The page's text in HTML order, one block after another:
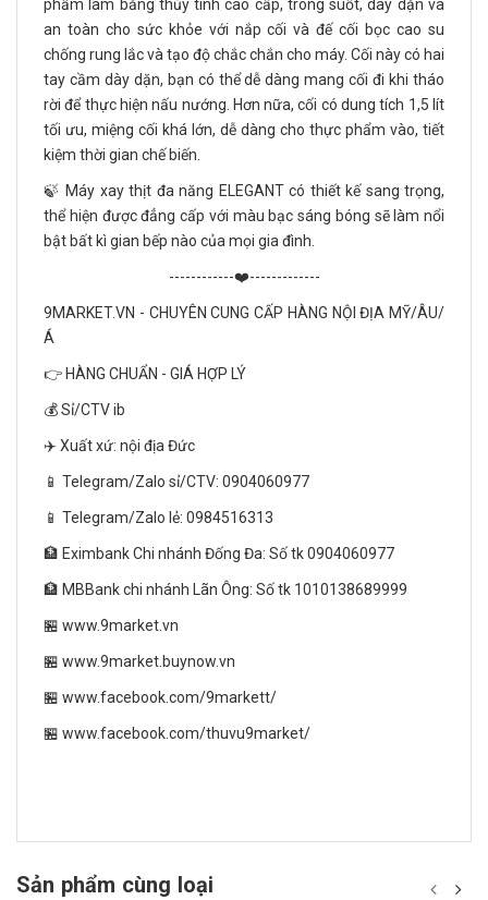
phẩm làm bằng thủy tinh cao cấp, trong suốt, dày dặn và
an toàn cho sức khỏe với nắp cối và đế cối bọc cao su
chống rung lắc và tạo độ chắc chắn cho máy. Cối này có hai
tay cầm dày dặn, bạn có thể dễ dàng mang cối đi khi tháo
rời để thực hiện nấu nướng. Hơn nữa, cối có dung tích 1,5 lít
tối ưu, miệng cối khá lớn, dễ dàng cho thực phẩm vào, tiết
kiệm thời gian chế biến.
🍃 Máy xay thịt đa năng ELEGANT có thiết kế sang trọng,
thể hiện được đẳng cấp với màu bạc sáng bóng sẽ làm nổi
bật bất kì gian bếp nào của mọi gia đình.
------------❤️-------------
9MARKET.VN - CHUYÊN CUNG CẤP HÀNG NỘI ĐỊA MỸ/ÂU/
Á
👉 HÀNG CHUẨN - GIÁ HỢP LÝ
💰 Sỉ/CTV ib
✈️ Xuất xứ: nội địa Đức
📱 Telegram/Zalo sỉ/CTV: 0904060977
📱 Telegram/Zalo lẻ: 0984516313
🏦 Eximbank Chi nhánh Đống Đa: Số tk 0904060977
🏦 MBBank chi nhánh Lãn Ông: Số tk 1010138689999
🏪 www.9market.vn
🏪 www.9market.buynow.vn
🏪 www.facebook.com/9markett/
🏪 www.facebook.com/thuvu9market/
Sản phẩm cùng loại